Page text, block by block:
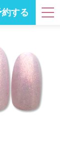
約する